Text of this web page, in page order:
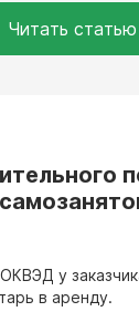
Читать статью
у
в аренду.